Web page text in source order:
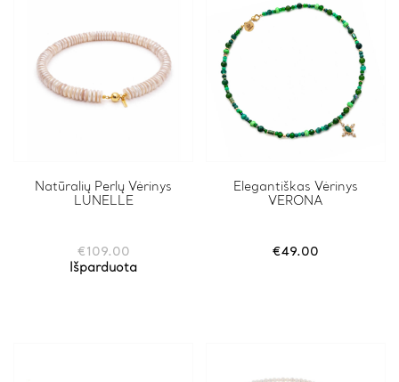
Natūralių Perlų Vėrinys
LUNELLE
€ 109.00
Išparduota
Elegantiškas Vėrinys
VERONA
€49.00